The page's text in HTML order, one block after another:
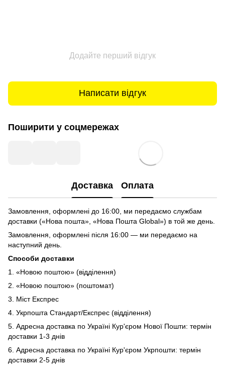
Додайте перший відгук
Написати відгук
Поширити у соцмережах
Доставка Оплата
Замовлення, оформлені до 16:00, ми передаємо службам
доставки («Нова пошта», «Нова Пошта Global») в той же день.
Замовлення, оформлені після 16:00 — ми передаємо на
наступний день.
Способи доставки
1. «Новою поштою» (відділення)
2. «Новою поштою» (поштомат)
3. Міст Експрес
4. Укрпошта Стандарт/Експрес (відділення)
5. Адресна доставка по Україні Кур'єром Нової Пошти: термін
доставки 1-3 днів
6. Адресна доставка по Україні Кур'єром Укрпошти: термін
доставки 2-5 днів